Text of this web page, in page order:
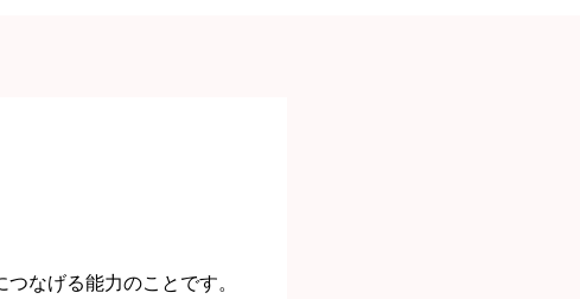
なげる能力のことです。